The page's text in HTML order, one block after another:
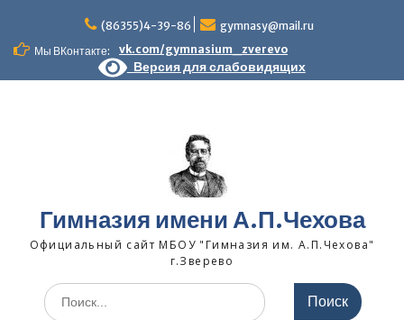
content
(86355)4-39-86
gymnasy@mail.ru
Мы ВКонтакте:
vk.com/gymnasium_zverevo
Версия для слабовидящих
Гимназия имени А.П.Чехова
Официальный сайт МБОУ "Гимназия им. А.П.Чехова"
г.Зверево
Search
for: